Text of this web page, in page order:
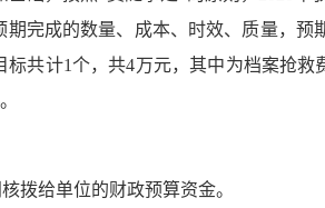
完成的数量、成本、时效、质量，
共计1个，共4万元，其中为档案抢
拨给单位的财政预算资金。